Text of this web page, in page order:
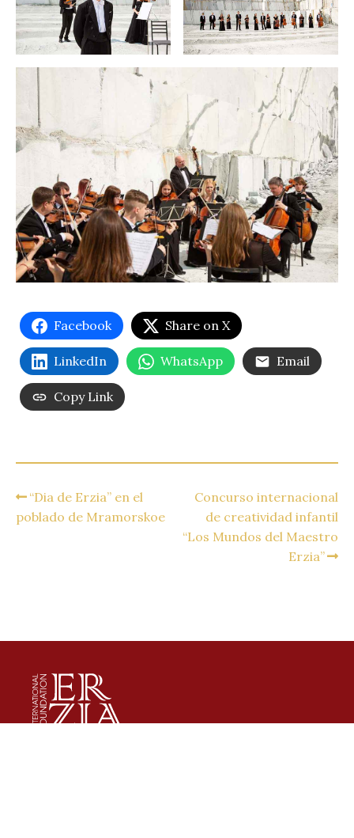
Facebook Share on X
LinkedIn WhatsApp Email
Copy Link
“Dia de Erzia” en el
poblado de Mramorskoe
Concurso internacional
de creatividad infantil
“Los Mundos del Maestro
Erzia”